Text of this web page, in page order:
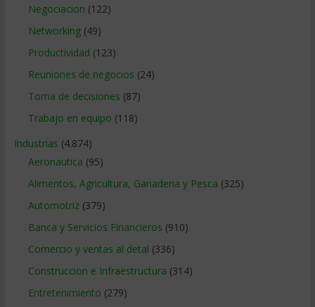
Negociacion (122)
Networking(49)
Productividad (123)
Reuniones de negocios (24)
Toma de decisiones (87)
Trabajo en equipo (118)
Industrias (4.874)
Aeronautica (95)
Alimentos, Agricultura, Ganaderia y Pesca (325)
Automotriz(379)
Banca y Servicios Financieros (910)
Comercio y ventas al detal (336)
Construccion e Infraestructura (314)
Entretenimiento (279)